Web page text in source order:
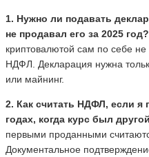
1. Нужно ли подавать
не продавал его за 2025 год?
криптовалютой сам по себе
НДФЛ. Декларация нужна
или майнинг.
2. Как считать НДФЛ, если я
годах, когда курс был
первыми проданными
Документальное